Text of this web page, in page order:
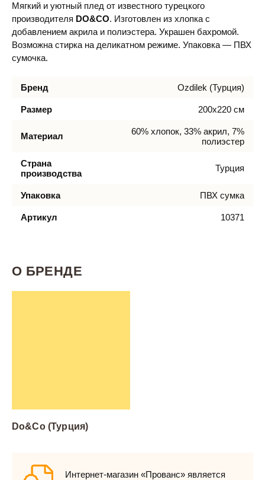
Мягкий и уютный плед от известного турецкого
производителя DO&CO. Изготовлен из хлопка с
добавлением акрила и полиэстера. Украшен бахромой.
Возможна стирка на деликатном режиме. Упаковка — ПВХ
сумочка.
Бренд Ozdilek (Турция)
Размер 200х220 см
Материал
60% хлопок, 33% акрил, 7%
полиэстер
Страна
производства
Турция
Упаковка ПВХ сумка
Артикул 10371
О БРЕНДЕ
Do&Co (Турция)
Интернет-магазин «Прованс» является